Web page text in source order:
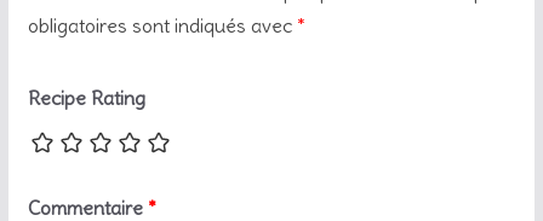
obligatoires sont indiqués avec *
Recipe Rating
Commentaire *